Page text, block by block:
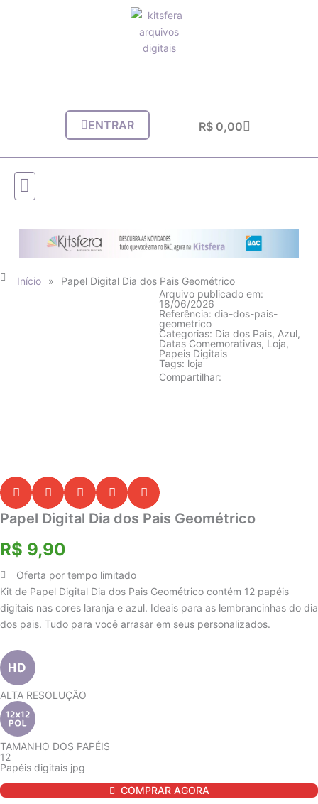
ENTRAR R$ 0,00Carrinho
Início »
Papel Digital Dia dos Pais Geométrico
Arquivo publicado em:
18/06/2026
Referência: dia-dos-pais-
geometrico
Categorias: Dia dos Pais, Azul,
Datas Comemorativas, Loja,
Papeis Digitais
Tags: loja
Compartilhar:
Papel Digital Dia dos Pais Geométrico
R$ 9,90
Oferta por tempo limitado
Kit de Papel Digital Dia dos Pais Geométrico contém 12 papéis
digitais nas cores laranja e azul. Ideais para as lembrancinhas do dia
dos pais. Tudo para você arrasar em seus personalizados.
ALTA RESOLUÇÃO
TAMANHO DOS PAPÉIS
12
Papéis digitais jpg
Digital
COMPRAR AGORA